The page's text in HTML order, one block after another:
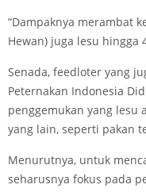
“Dampaknya merambat
Hewan) juga lesu hingga
Senada, feedloter yang
Peternakan Indonesia
penggemukan yang lesu
yang lain, seperti pakan
Menurutnya, untuk
seharusnya fokus pada